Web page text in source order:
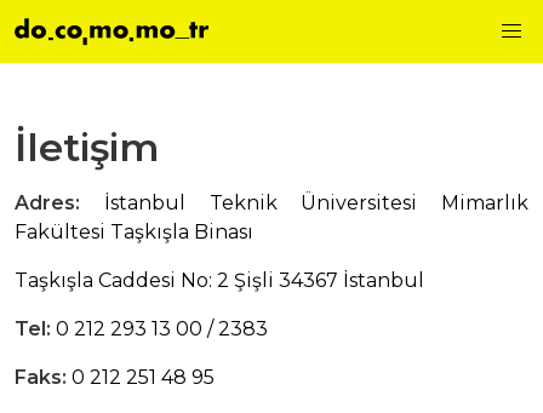
İletişim
Adres: İstanbul Teknik Üniversitesi Mimarlık
Fakültesi Taşkışla Binası
Taşkışla Caddesi No: 2 Şişli 34367 İstanbul
Tel: 0 212 293 13 00 / 2383
Faks: 0 212 251 48 95